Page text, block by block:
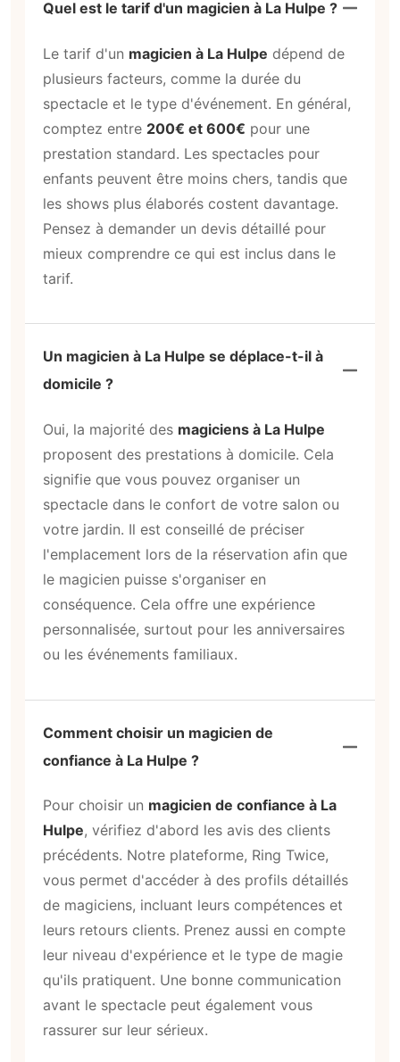
Quel est le tarif d'un magicien à La Hulpe ?
Le tarif d'un magicien à La Hulpe dépend de
plusieurs facteurs, comme la durée du
spectacle et le type d'événement. En général,
comptez entre 200€ et 600€ pour une
prestation standard. Les spectacles pour
enfants peuvent être moins chers, tandis que
les shows plus élaborés costent davantage.
Pensez à demander un devis détaillé pour
mieux comprendre ce qui est inclus dans le
tarif.
Un magicien à La Hulpe se déplace-t-il à
domicile ?
Oui, la majorité des magiciens à La Hulpe
proposent des prestations à domicile. Cela
signifie que vous pouvez organiser un
spectacle dans le confort de votre salon ou
votre jardin. Il est conseillé de préciser
l'emplacement lors de la réservation afin que
le magicien puisse s'organiser en
conséquence. Cela offre une expérience
personnalisée, surtout pour les anniversaires
ou les événements familiaux.
Comment choisir un magicien de
confiance à La Hulpe ?
Pour choisir un magicien de confiance à La
Hulpe, vérifiez d'abord les avis des clients
précédents. Notre plateforme, Ring Twice,
vous permet d'accéder à des profils détaillés
de magiciens, incluant leurs compétences et
leurs retours clients. Prenez aussi en compte
leur niveau d'expérience et le type de magie
qu'ils pratiquent. Une bonne communication
avant le spectacle peut également vous
rassurer sur leur sérieux.